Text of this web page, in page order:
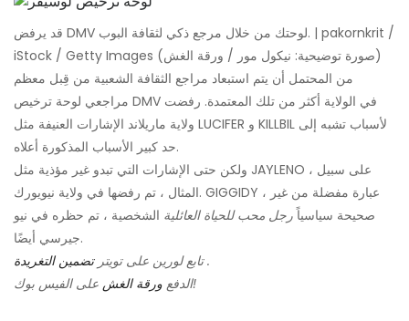
قد يرفض DMV لوحتك من خلال مرجع ذكي لثقافة البوب. | pakornkrit /
iStock / Getty Images (صورة توضيحية: نيكول مور / ورقة الغش)
من المحتمل أن يتم استبعاد مراجع الثقافة الشعبية من قِبل معظم
مراجعي لوحة ترخيص DMV في الولاية أكثر من تلك المعتمدة. رفضت
ولاية ماريلاند الإشارات العنيفة مثل LUCIFER و KILLBIL لأسباب تشبه إلى
حد كبير الأسباب المذكورة أعلاه.
ولكن حتى الإشارات التي تبدو غير مؤذية مثل JAYLENO ، على سبيل
المثال ، تم رفضها في ولاية نيويورك. GIGGIDY ، عبارة مفضلة من غير
صحيحة سياسياًرجل محب للحياة العائلية الشخصية ، تم حظره في نيو
جيرسي أيضًا.
تابع لورين على تويترتضمين التغريدة
.
الدفع ورقة الغش على الفيس بوك!